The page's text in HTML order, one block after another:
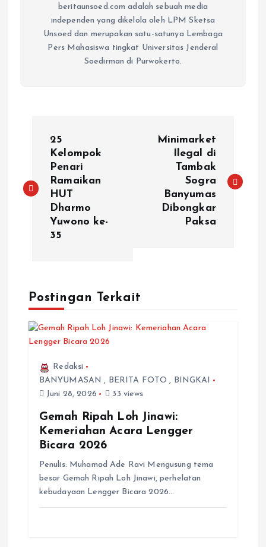
beritaunsoed.com adalah sebuah media
independen yang dikelola oleh LPM Sketsa
Unsoed dan merupakan satu-satunya Lembaga
Pers Mahasiswa tingkat Universitas Jenderal
Soedirman di Purwokerto.
25
Kelompok
Penari
Ramaikan
HUT
Dharmo
Yuwono ke-
35
Minimarket
Ilegal di
Tambak
Sogra
Banyumas
Dibongkar
Paksa
Postingan Terkait
Redaksi
BANYUMASAN , BERITA FOTO , BINGKAI
Juni 28, 2026
33 views
Gemah Ripah Loh Jinawi:
Kemeriahan Acara Lengger
Bicara 2026
Penulis: Muhamad Ade Ravi Mengusung tema
besar Gemah Ripah Loh Jinawi, perhelatan
kebudayaan Lengger Bicara 2026…